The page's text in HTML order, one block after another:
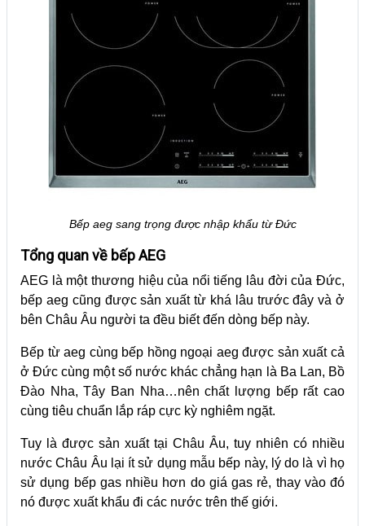
Bếp aeg sang trọng được nhập khẩu từ Đức
Tổng quan về bếp AEG
AEG là một thương hiệu của nổi tiếng lâu đời của Đức,
bếp aeg cũng được sản xuất từ khá lâu trước đây và ở
bên Châu Âu người ta đều biết đến dòng bếp này.
Bếp từ aeg cùng bếp hồng ngoại aeg được sản xuất cả
ở Đức cùng một số nước khác chẳng hạn là Ba Lan, Bồ
Đào Nha, Tây Ban Nha…nên chất lượng bếp rất cao
cùng tiêu chuẩn lắp ráp cực kỳ nghiêm ngặt.
Tuy là được sản xuất tại Châu Âu, tuy nhiên có nhiều
nước Châu Âu lại ít sử dụng mẫu bếp này, lý do là vì họ
sử dụng bếp gas nhiều hơn do giá gas rẻ, thay vào đó
nó được xuất khẩu đi các nước trên thế giới.